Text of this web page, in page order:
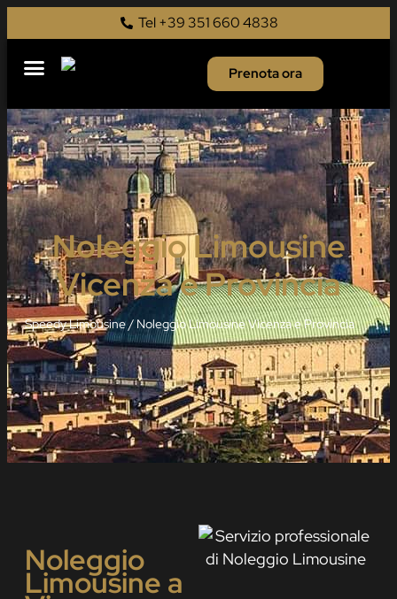
Tel +39 351 660 4838
Prenota ora
Noleggio Limousine
Vicenza e Provincia
Speedy Limousine/Noleggio Limousine Vicenza e Provincia
Noleggio
Limousine a